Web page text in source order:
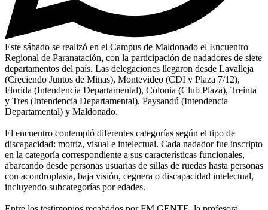
Este sábado se realizó en el Campus de Maldonado el Encuentro
Regional de Paranatación, con la participación de nadadores de siete
departamentos del país. Las delegaciones llegaron desde Lavalleja
(Creciendo Juntos de Minas), Montevideo (CDI y Plaza 7/12),
Florida (Intendencia Departamental), Colonia (Club Plaza), Treinta
y Tres (Intendencia Departamental), Paysandú (Intendencia
Departamental) y Maldonado.
El encuentro contempló diferentes categorías según el tipo de
discapacidad: motriz, visual e intelectual. Cada nadador fue inscripto
en la categoría correspondiente a sus características funcionales,
abarcando desde personas usuarias de sillas de ruedas hasta personas
con acondroplasia, baja visión, ceguera o discapacidad intelectual,
incluyendo subcategorías por edades.